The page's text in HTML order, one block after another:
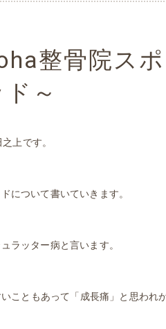
整骨院ス
～
上です。
について書いていきます。
ラッター病と言います。
こともあって「成長痛」と思われ